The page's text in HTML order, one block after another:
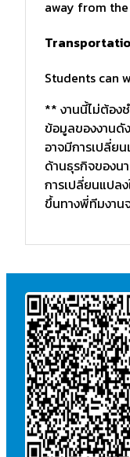
away from
Students can
** งานนี้ไม่ต้อง
ข้อมูลของงานดั
อาจมีการเปลี่ย
ด้านธุรกิจของน
การเปลี่ยนแปล
ขึ้นทางพี่ทีมงาน